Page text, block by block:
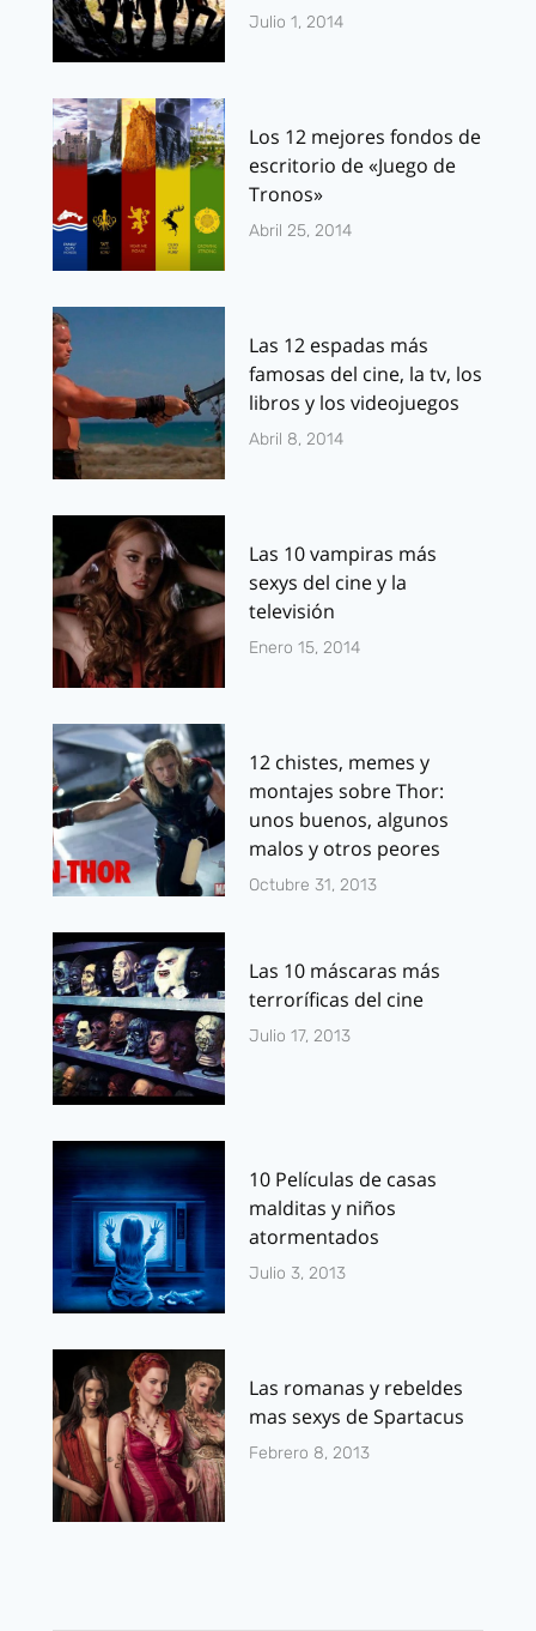
Julio 1, 2014
Los 12 mejores fondos de
escritorio de «Juego de
Tronos»
Abril 25, 2014
Las 12 espadas más
famosas del cine, la tv, los
libros y los videojuegos
Abril 8, 2014
Las 10 vampiras más
sexys del cine y la
televisión
Enero 15, 2014
12 chistes, memes y
montajes sobre Thor:
unos buenos, algunos
malos y otros peores
Octubre 31, 2013
Las 10 máscaras más
terroríficas del cine
Julio 17, 2013
10 Películas de casas
malditas y niños
atormentados
Julio 3, 2013
Las romanas y rebeldes
mas sexys de Spartacus
Febrero 8, 2013